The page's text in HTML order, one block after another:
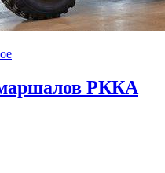
РККА